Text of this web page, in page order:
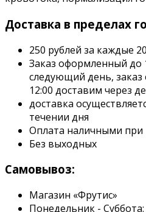
Доставка в пределах
250 рублей за каждые
Заказ оформленный до
следующий день,
12:00 доставим через
доставка
течении дня
Оплата наличными при
Без выходных
Самовывоз:
Магазин «Фрутис»
Понедельник - Суббота: